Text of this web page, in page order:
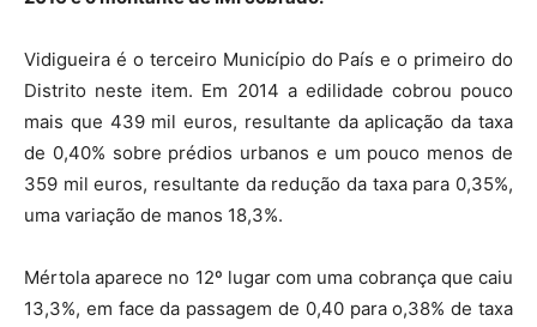
Vidigueira é o terceiro Município do País e o primeiro do
Distrito neste item. Em 2014 a edilidade cobrou pouco
mais que 439 mil euros, resultante da aplicação da taxa
de 0,40% sobre prédios urbanos e um pouco menos de
359 mil euros, resultante da redução da taxa para 0,35%,
uma variação de manos 18,3%.
Mértola aparece no 12º lugar com uma cobrança que caiu
13,3%, em face da passagem de 0,40 para o,38% de taxa